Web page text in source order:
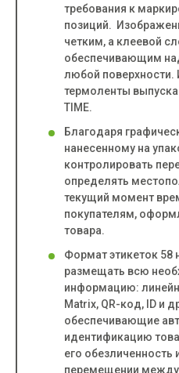
требования к
позиций.
четким, а клеевой
обеспечивающим
любой поверхности.
термоленты
TIME.
Благодаря
нанесенному на
контролировать
определять
текущий момент
покупателям,
товара.
Формат этикеток 58
размещать всю
информацию:
Matrix, QR-код, ID и
обеспечивающие
идентификацию
его обезличенность
перемещении между